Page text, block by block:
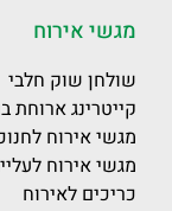
מגשי אירוח
שולחן שוק חלבי
קייטרינג ארוחת בוקר
מגשי אירוח לחנוכה
מגשי אירוח לעלייה
כריכים לאירוח